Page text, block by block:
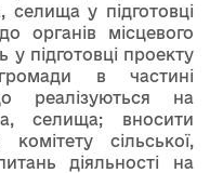
у підготовці
органів місцевого
підготовці проекту
в частині
реалізуються на
селища; вносити
сільської,
діяльності на